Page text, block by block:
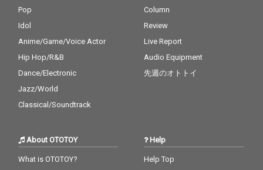
Pop
Idol
Anime/Game/Voice Actor
Hip Hop/R&B
Dance/Electronic
Jazz/World
Classical/Soundtrack
Column
Review
Live Report
Audio Equipment
先週のオトトイ
About OTOTOY
What is OTOTOY?
Help
Help Top